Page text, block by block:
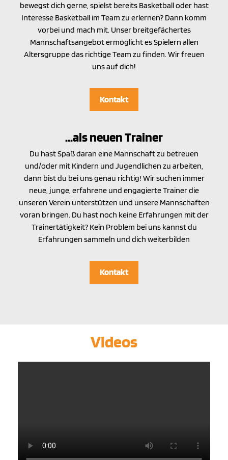
bewegst dich gerne, spielst bereits Basketball oder hast
Interesse Basketball im Team zu erlernen? Dann komm
vorbei und mach mit. Unser breitgefächertes
Mannschaftsangebot ermöglicht es Spielern allen
Altersgruppe das richtige Team zu finden. Wir freuen
uns auf dich!
Kontakt
...als neuen Trainer
Du hast Spaß daran eine Mannschaft zu betreuen
und/oder mit Kindern und Jugendlichen zu arbeiten,
dann bist du bei uns genau richtig! Wir suchen immer
neue, junge, erfahrene und engagierte Trainer die
unseren Verein unterstützen und unsere Mannschaften
voran bringen. Du hast noch keine Erfahrungen mit der
Trainertätigkeit? Kein Problem bei uns kannst du
Erfahrungen sammeln und dich weiterbilden
Kontakt
Videos